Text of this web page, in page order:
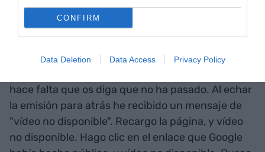
CONFIRM
Data Deletion Data Access Privacy Policy
El evento se emitía en directo por YouTube,
propiedad de Google. Al final, he tenido que hacer
una pausa al directo consciente que podía
hace falta que os diga que no ha pasado. Al echar
la emisión para atrás he recibido un mensaje de
"vídeo no disponible". Recargo la página, y vídeo
no disponible. Hago clic en el enlace que Google